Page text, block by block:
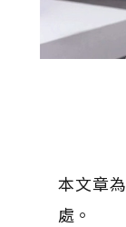
本文章
處。